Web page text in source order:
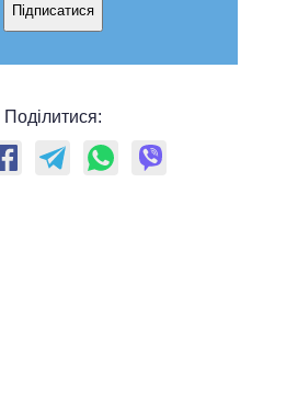
Підписатися
Поділитися: